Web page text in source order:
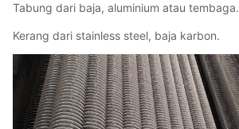
Tabung dari baja, aluminium atau tembaga.
Kerang dari stainless steel, baja karbon.